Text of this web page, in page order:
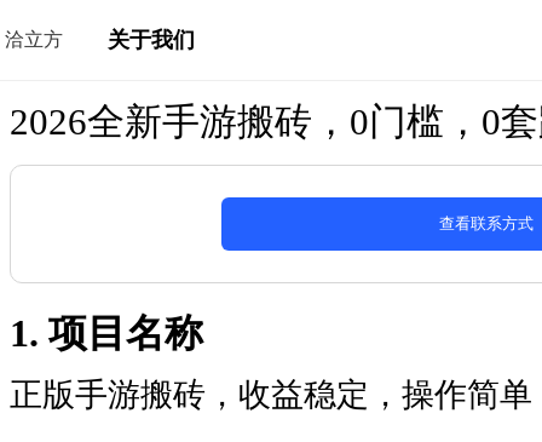
洽立方 关于我们
2026全新手游搬砖，0门槛，0
查看联系方式
1. 项目名称
正版手游搬砖，收益稳定，操作简